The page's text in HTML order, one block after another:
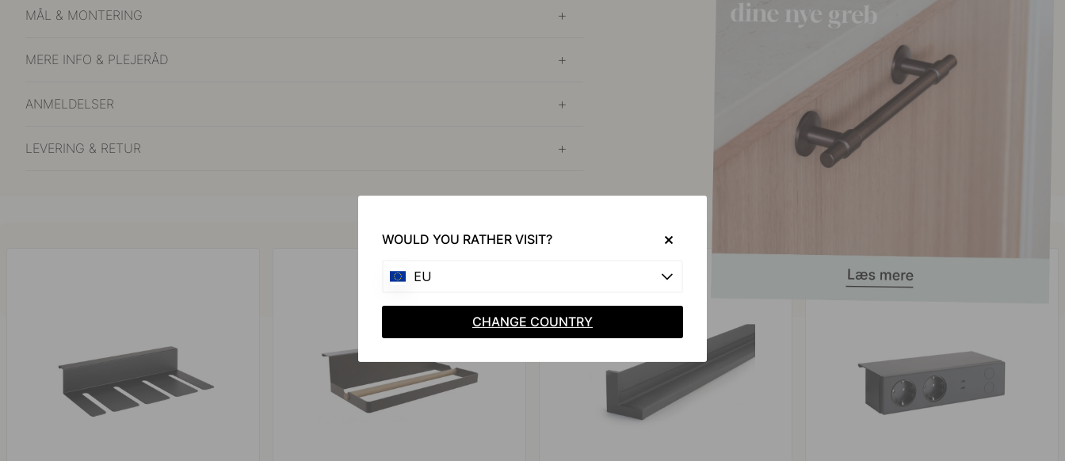
MÅL & MONTERING
MERE INFO & PLEJERÅD
ANMELDELSER
LEVERING & RETUR
Køb sammen med
WOULD YOU RATHER VISIT?
EU
CHANGE COUNTRY